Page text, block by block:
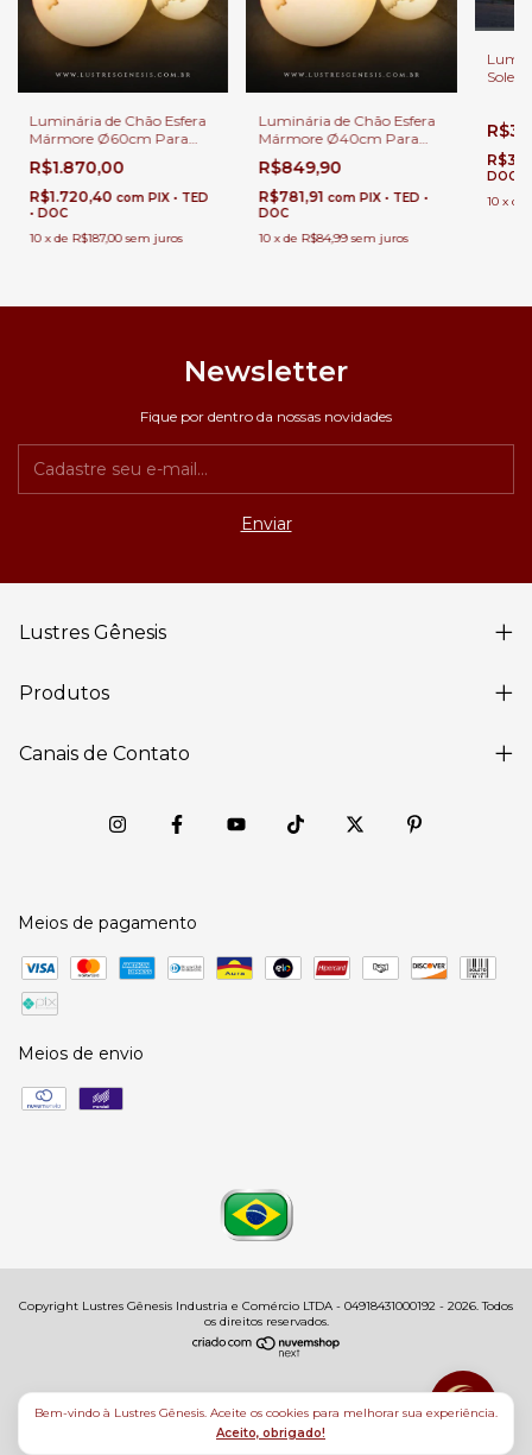
Bem-vindo à Lustres Gênesis. Aceite os cookies para melhorar sua experiência.
Aceito, obrigado!
Luminária de Chão Esfera
Mármore Ø60cm Para
Áreas Internas e Externas.
R$1.870,00
R$1.720,40 com PIX • TED
• DOC
10 xde R$187,00 sem juros
Luminária de Chão Esfera
Mármore Ø40cm Para
Áreas Internas e Externas.
R$849,90
R$781,91 com PIX • TED •
DOC
10 xde R$84,99 sem juros
Soleil
DOC
10 x de
Newsletter
Fique por dentro da nossas novidades
Lustres Gênesis
Produtos
Canais de Contato
Meios de pagamento
Meios de envio
Copyright Lustres Gênesis Industria e Comércio LTDA - 04918431000192 - 2026. Todos
os direitos reservados.